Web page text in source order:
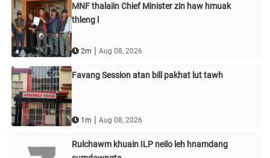
MNF thalaiin Chief Minister zin haw hmuak
thleng l
2m | Aug 08, 2026
Favang Session atan bill pakhat lut tawh
1m | Aug 08, 2026
Rulchawm khuain ILP neilo leh hnamdang